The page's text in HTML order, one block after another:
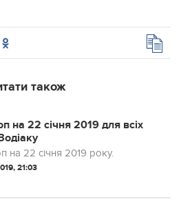
також
на 22 січня 2019 для всіх
на 22 січня 2019 року.
21:03